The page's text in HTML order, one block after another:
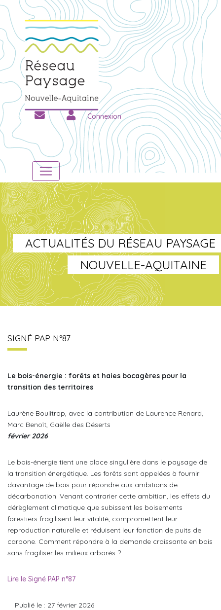
Connexion
ACTUALITÉS DU RÉSEAU PAYSAGE
NOUVELLE-AQUITAINE
SIGNÉ PAP N°87
Le bois-énergie : forêts et haies bocagères pour la
transition des territoires
Laurène Boulitrop, avec la contribution de Laurence Renard,
Marc Benoît, Gaëlle des Déserts
février 2026
Le bois-énergie tient une place singulière dans le paysage de
la transition énergétique. Les forêts sont appelées à fournir
davantage de bois pour répondre aux ambitions de
décarbonation. Venant contrarier cette ambition, les effets du
dérèglement climatique que subissent les boisements
forestiers fragilisent leur vitalité, compromettent leur
reproduction naturelle et réduisent leur fonction de puits de
carbone. Comment répondre à la demande croissante en bois
sans fragiliser les milieux arborés ?
Lire le Signé PAP n°87
Publié le : 27 février 2026